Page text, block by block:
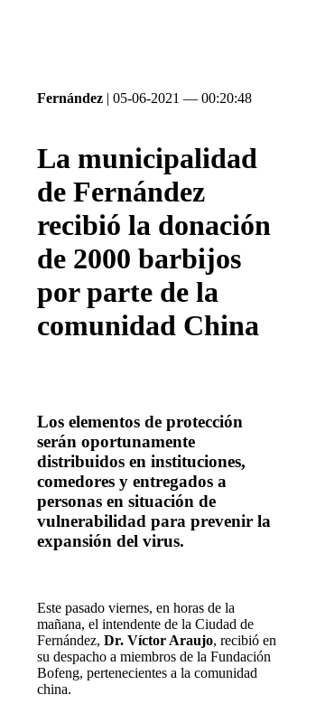
Fernández | 05-06-2021 — 00:20:48
La municipalidad
de Fernández
recibió la donación
de 2000 barbijos
por parte de la
comunidad China
Los elementos de protección
serán oportunamente
distribuidos en instituciones,
comedores y entregados a
personas en situación de
vulnerabilidad para prevenir la
expansión del virus.
Este pasado viernes, en horas de la
mañana, el intendente de la Ciudad de
Fernández,Dr. Víctor Araujo, recibió en
su despacho a miembros de la Fundación
Bofeng, pertenecientes a la comunidad
china.